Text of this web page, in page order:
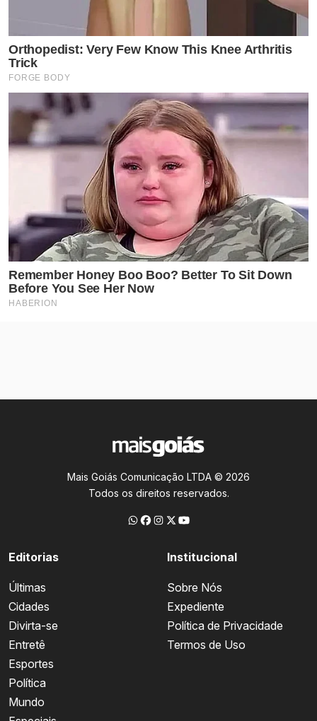
Mais Goiás Comunicação LTDA © 2026
Todos os direitos reservados.
Editorias
Últimas
Cidades
Divirta-se
Entretê
Esportes
Política
Mundo
Institucional
Sobre Nós
Expediente
Política de Privacidade
Termos de Uso